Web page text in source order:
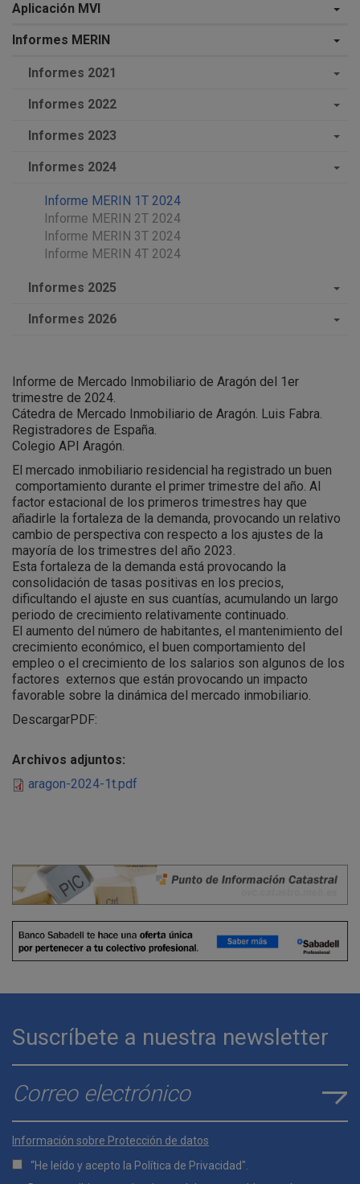
Aplicación MVI
Informes MERIN
Informes 2021
Informes 2022
Informes 2023
Informes 2024
Informe MERIN 1T 2024
Informe MERIN 2T 2024
Informe MERIN 3T 2024
Informe MERIN 4T 2024
Informes 2025
Informes 2026
Informe de Mercado Inmobiliario de Aragón del 1er
trimestre de 2024.
Cátedra de Mercado Inmobiliario de Aragón. Luis Fabra.
Registradores de España.
Colegio API Aragón.
El mercado inmobiliario residencial ha registrado un buen
comportamiento durante el primer trimestre del año. Al
factor estacional de los primeros trimestres hay que
añadirle la fortaleza de la demanda, provocando un relativo
cambio de perspectiva con respecto a los ajustes de la
mayoría de los trimestres del año 2023.
Esta fortaleza de la demanda está provocando la
consolidación de tasas positivas en los precios,
dificultando el ajuste en sus cuantías, acumulando un largo
periodo de crecimiento relativamente continuado.
El aumento del número de habitantes, el mantenimiento del
crecimiento económico, el buen comportamiento del
empleo o el crecimiento de los salarios son algunos de los
factores externos que están provocando un impacto
favorable sobre la dinámica del mercado inmobiliario.
DescargarPDF:
Archivos adjuntos:
aragon-2024-1t.pdf
Suscríbete a nuestra newsletter
E-mail*
Información sobre Protección de datos
“He leído y acepto la Política de Privacidad".